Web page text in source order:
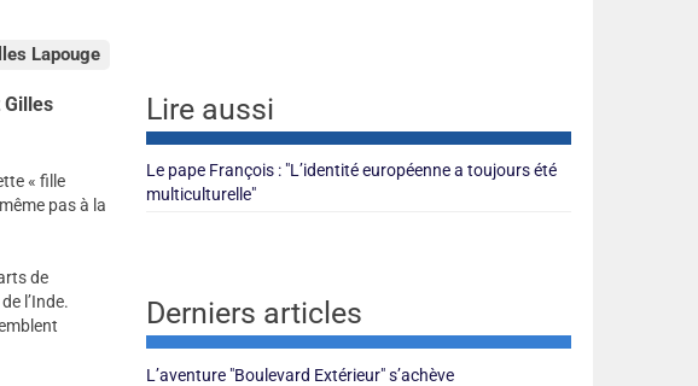
Lapouge
Gilles
« fille
pas à la
de
l’Inde.
Lire aussi
Le pape François : "L’identité européenne a toujours été
multiculturelle"
Derniers articles
L’aventure "Boulevard Extérieur" s’achève